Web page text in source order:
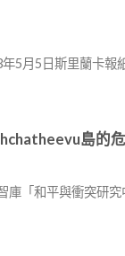
5月5日斯里蘭卡
島的
庫「和平與衝突研